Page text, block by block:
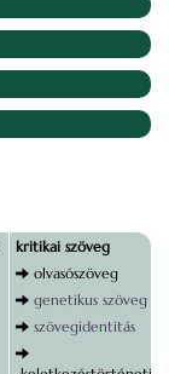
kritikai szöveg
olvasószöveg
genetikus szöveg
szövegidentitás